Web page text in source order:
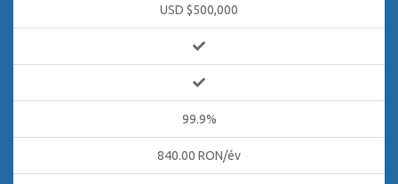
USD $500,000
99.9%
840.00 RON/év